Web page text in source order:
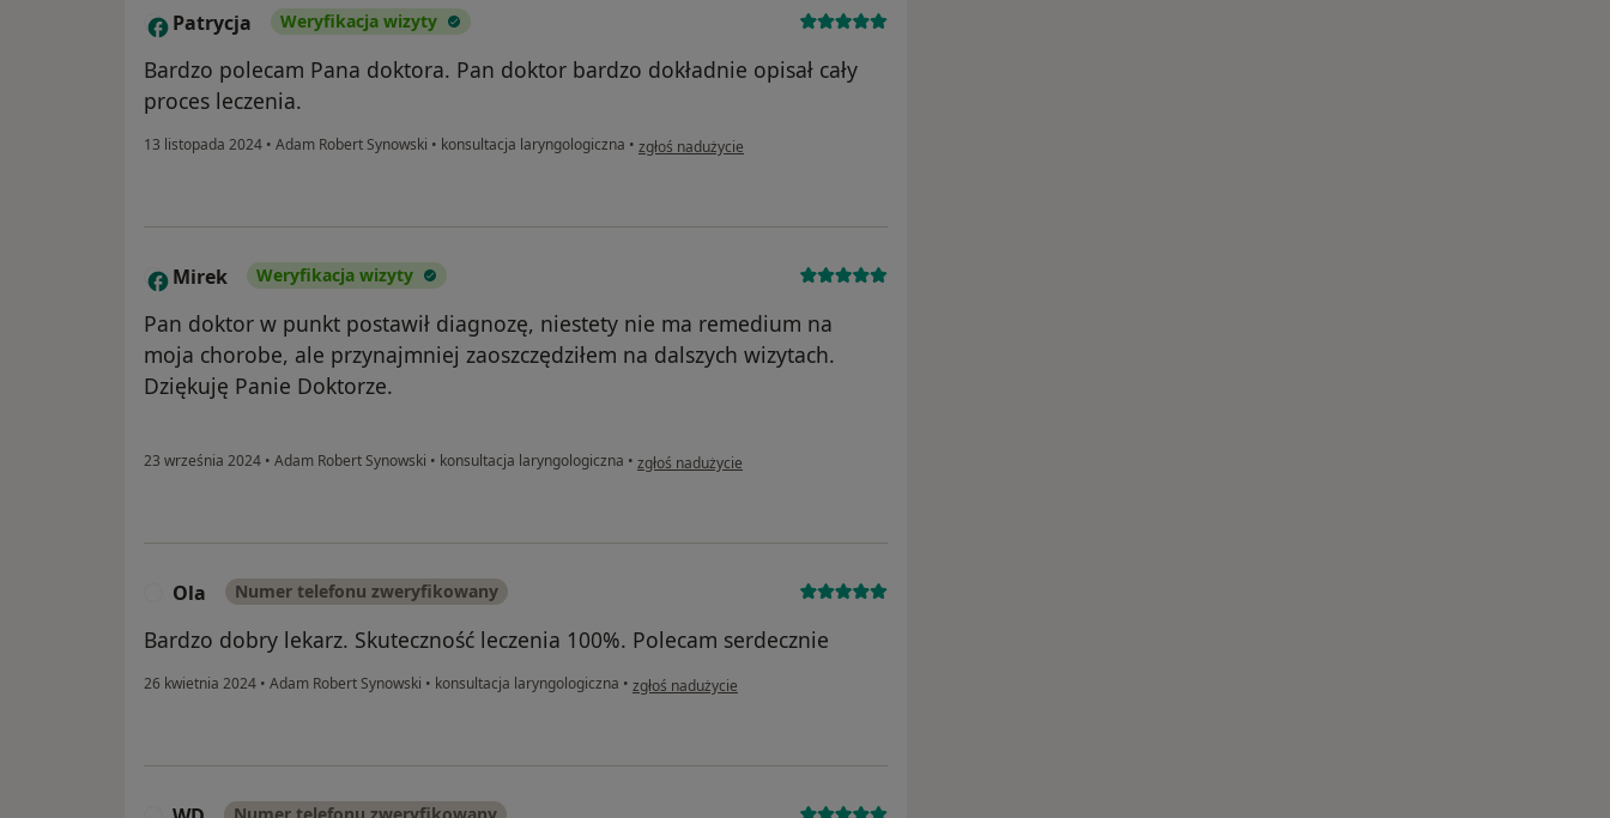
P Patrycja Weryfikacja wizyty
Bardzo polecam Pana doktora. Pan doktor bardzo dokładnie opisał cały
proces leczenia.
13 listopada 2024 • Adam Robert Synowski • konsultacja laryngologiczna • w opinii użytkownika Patrycja
zgłoś nadużycie
M Mirek Weryfikacja wizyty
Pan doktor w punkt postawił diagnozę, niestety nie ma remedium na
moja chorobe, ale przynajmniej zaoszczędziłem na dalszych wizytach.
Dziękuję Panie Doktorze.
23 września 2024 • Adam Robert Synowski • konsultacja laryngologiczna • w opinii użytkownika Mirek
zgłoś nadużycie
Ola Numer telefonu zweryfikowany
Bardzo dobry lekarz. Skuteczność leczenia 100%. Polecam serdecznie
26 kwietnia 2024 • Adam Robert Synowski • konsultacja laryngologiczna • w opinii użytkownika Ola
zgłoś nadużycie